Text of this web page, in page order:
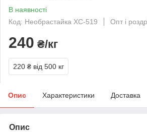
В наявності
Код: Необрастайка ХС-519
Опт і
240 ₴/кг
220 ₴ від 500 кг
Опис Характеристики Доставка
Опис